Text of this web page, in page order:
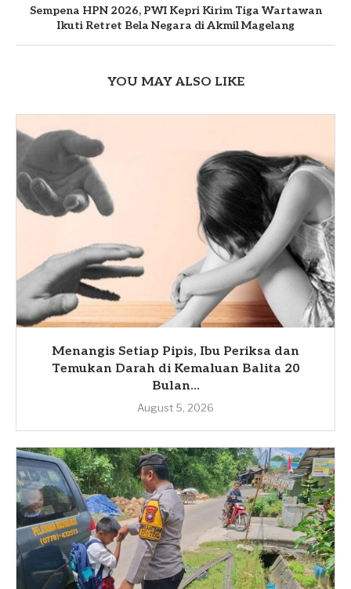
Sempena HPN 2026, PWI Kepri Kirim Tiga Wartawan
Ikuti Retret Bela Negara di Akmil Magelang
YOU MAY ALSO LIKE
Menangis Setiap Pipis, Ibu Periksa dan
Temukan Darah di Kemaluan Balita 20
Bulan...
August 5, 2026